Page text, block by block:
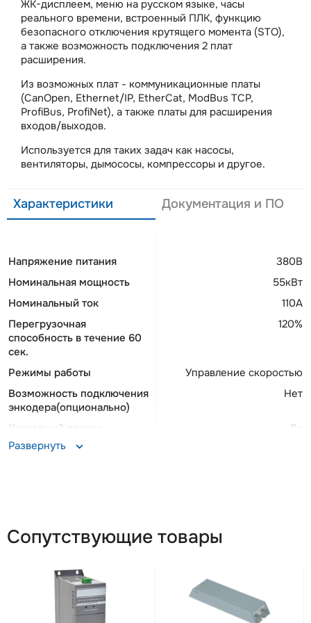
ЖК-дисплеем, меню на русском языке, часы
реального времени, встроенный ПЛК, функцию
безопасного отключения крутящего момента (STO),
а также возможность подключения 2 плат
расширения.
Из возможных плат - коммуникационные платы
(CanOpen, Ethernet/IP, EtherCat, ModBus TCP,
ProfiBus, ProfiNet), а также платы для расширения
входов/выходов.
Используется для таких задач как насосы,
вентиляторы, дымососы, компрессоры и другое.
Характеристики Документация и ПО
Напряжение питания
380В
Номинальная мощность
55кВт
Номинальный ток
110А
Перегрузочная
способность в течение 60
сек.
120%
Режимы работы
Управление скоростью
Возможность подключения
энкодера(опционально)
Нет
Каскадный режим
Да
Опциональные протоколы
Силовой выключатель
Встроенный фильтр ЭМС
Выносной пульт
Штатный
Развернуть
Сопутствующие товары